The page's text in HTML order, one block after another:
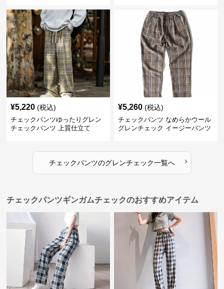
¥5,220 (税込)
チェックパンツゆったりグレン
チェックパンツ 上質仕立て
¥5,260 (税込)
チェックパンツ なめらかウール
グレンチェック イージーパンツ
チェックパンツのグレンチェック一覧へ ›
チェックパンツギンガムチェックのおすすめアイテム